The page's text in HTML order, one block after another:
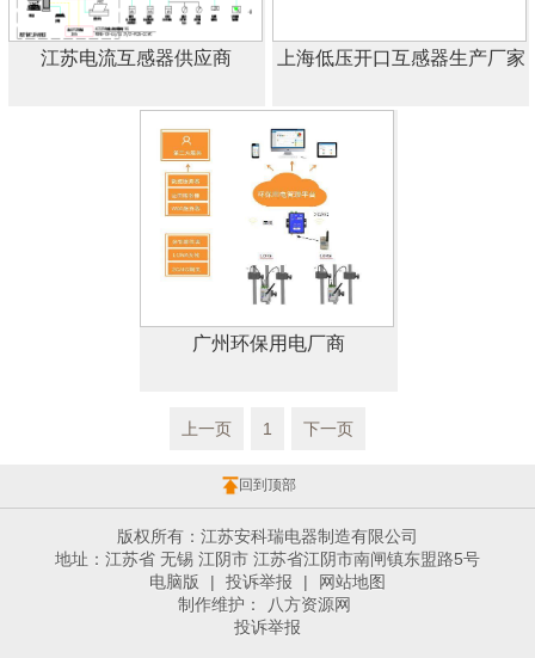
江苏电流互感器供应商 上海低压开口互感器生产厂家
广州环保用电厂商
上一页 1 下一页
回到顶部
版权所有：江苏安科瑞电器制造有限公司
地址：江苏省 无锡 江阴市 江苏省江阴市南闸镇东盟路5号
电脑版
| 投诉举报 |
网站地图
制作维护：
八方资源网
投诉举报